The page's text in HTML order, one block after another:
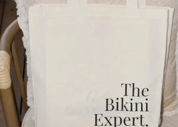
sürükleyici ve mevsime özel bir